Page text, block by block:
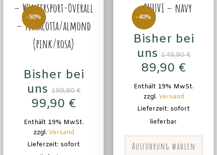
-50%
– Wintersport-Overall
– Terracotta/almond
(pink/rosa)
Bisher bei
uns 199,90€
99,90 €
Enthält 19% MwSt.
zzgl. Versand
Lieferzeit: sofort
-40%
– RUUVI – navy
Bisher bei
uns 149,90€
89,90 €
Enthält 19% MwSt.
zzgl. Versand
Lieferzeit: sofort
lieferbar
Ausführung wählen